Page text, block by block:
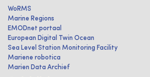
WoRMS
Marine Regions
EMODnet portaal
European Digital Twin Ocean
Sea Level Station Monitoring Facility
Mariene robotica
Marien Data Archief